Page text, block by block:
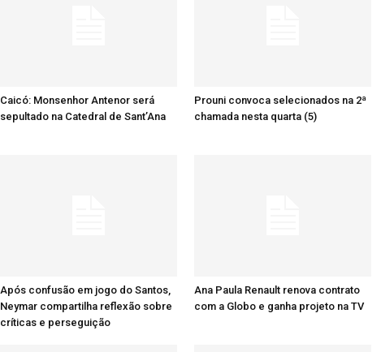
Caicó: Monsenhor Antenor será
sepultado na Catedral de Sant’Ana
Prouni convoca selecionados na 2ª
chamada nesta quarta (5)
Após confusão em jogo do Santos,
Neymar compartilha reflexão sobre
críticas e perseguição
Ana Paula Renault renova contrato
com a Globo e ganha projeto na TV